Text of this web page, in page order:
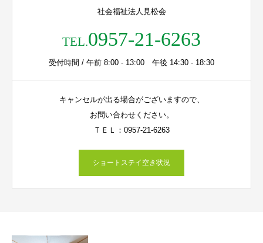
社会福祉法人見松会
TEL.0957-21-6263
受付時間 / 午前 8:00 - 13:00 午後 14:30 - 18:30
キャンセルが出る場合がございますので、
お問い合わせください。
ＴＥＬ：0957-21-6263
ショートステイ空き状況